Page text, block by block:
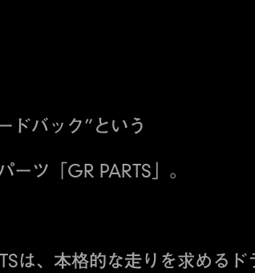
ドバック”という
ツ「GR PARTS」。
は、 本格的な走りを求めるド